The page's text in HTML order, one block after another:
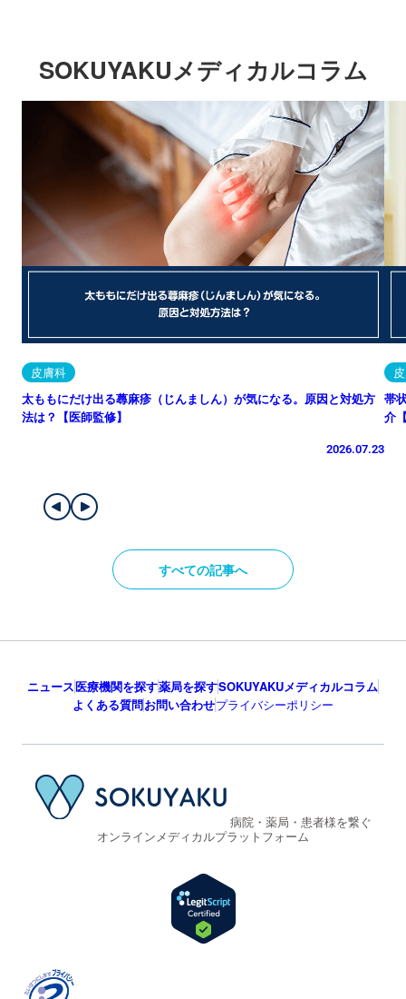
SOKUYAKUメディカルコラム
皮膚科
太ももにだけ出る蕁麻疹（じんましん）が気になる。原因と対処方
法は？【医師監修】
2026.07.23
帯
介
すべての記事へ
ニュース医療機関を探す薬局を探すSOKUYAKUメディカルコラム
よくある質問お問い合わせプライバシーポリシー
病院・薬局・患者様を繋ぐ
オンラインメディカルプラットフォーム